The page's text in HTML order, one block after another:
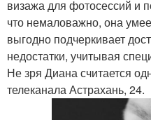
визажа для фотосессий и
что немаловажно, она
выгодно подчеркивает
недостатки, учитывая
Не зря Диана считается
телеканала Астрахань, 24.